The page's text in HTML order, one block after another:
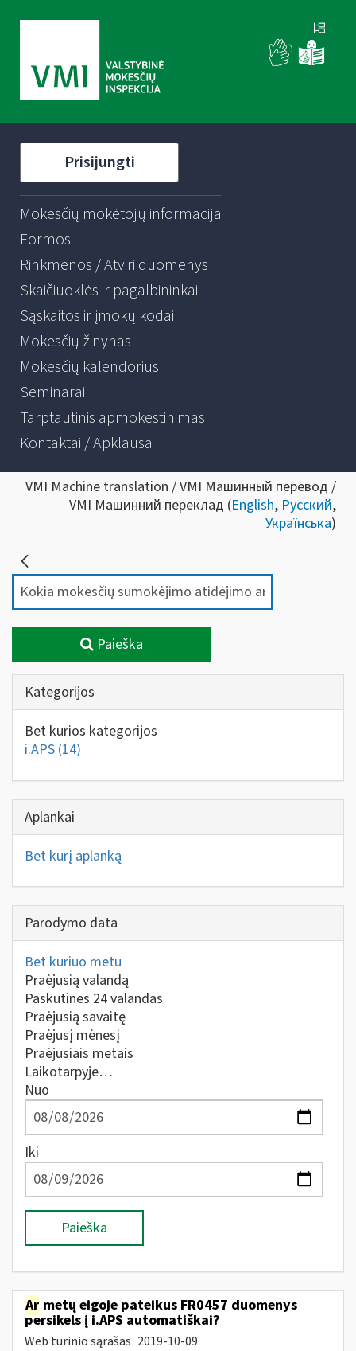
Prisijungti
Mokesčių mokėtojų informacija
Formos
Rinkmenos / Atviri duomenys
Skaičiuoklės ir pagalbininkai
Sąskaitos ir įmokų kodai
Mokesčių žinynas
Mokesčių kalendorius
Seminarai
Tarptautinis apmokestinimas
Kontaktai / Apklausa
VMI Machine translation / VMI Машинный перевод /
VMI Машинний переклад (English, Русский,
Українська)
Paieška
Kategorijos
Bet kurios kategorijos
i.APS (14)
Aplankai
Bet kurį aplanką
Parodymo data
Bet kuriuo metu
Praėjusią valandą
Paskutines 24 valandas
Praėjusią savaitę
Praėjusį mėnesį
Praėjusiais metais
Laikotarpyje…
Nuo
Iki
Paieška
Ar metų eigoje pateikus FR0457 duomenys
persikels į i.APS automatiškai?
Web turinio sąrašas 2019-10-09